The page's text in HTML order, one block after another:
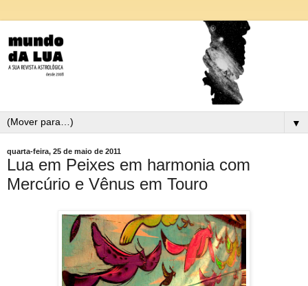
▼
quarta-feira, 25 de maio de 2011
Lua em Peixes em harmonia com
Mercúrio e Vênus em Touro